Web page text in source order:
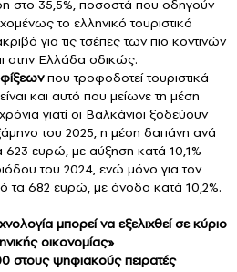
στο 35,5%, ποσοστά που οδηγούν
το ελληνικό τουριστικό
για τις τσέπες των πιο κοντινών
στην Ελλάδα οδικώς.
που τροφοδοτεί τουριστικά
είναι και αυτό που μείωνε τη μέση
γιατί οι Βαλκάνιοι ξοδεύουν
του 2025, η μέση δαπάνη ανά
623 ευρώ, με αύξηση κατά 10,1%
του 2024, ενώ μόνο για τον
τα 682 ευρώ, με άνοδο κατά 10,2%.
μπορεί να εξελιχθεί σε κύριο
οικονομίας»
στους ψηφιακούς πειρατές